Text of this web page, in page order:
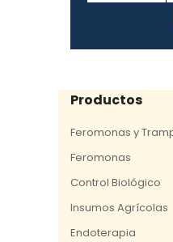
Productos
Feromonas y
Feromonas
Control Biológico
Insumos Agrícolas
Endoterapia